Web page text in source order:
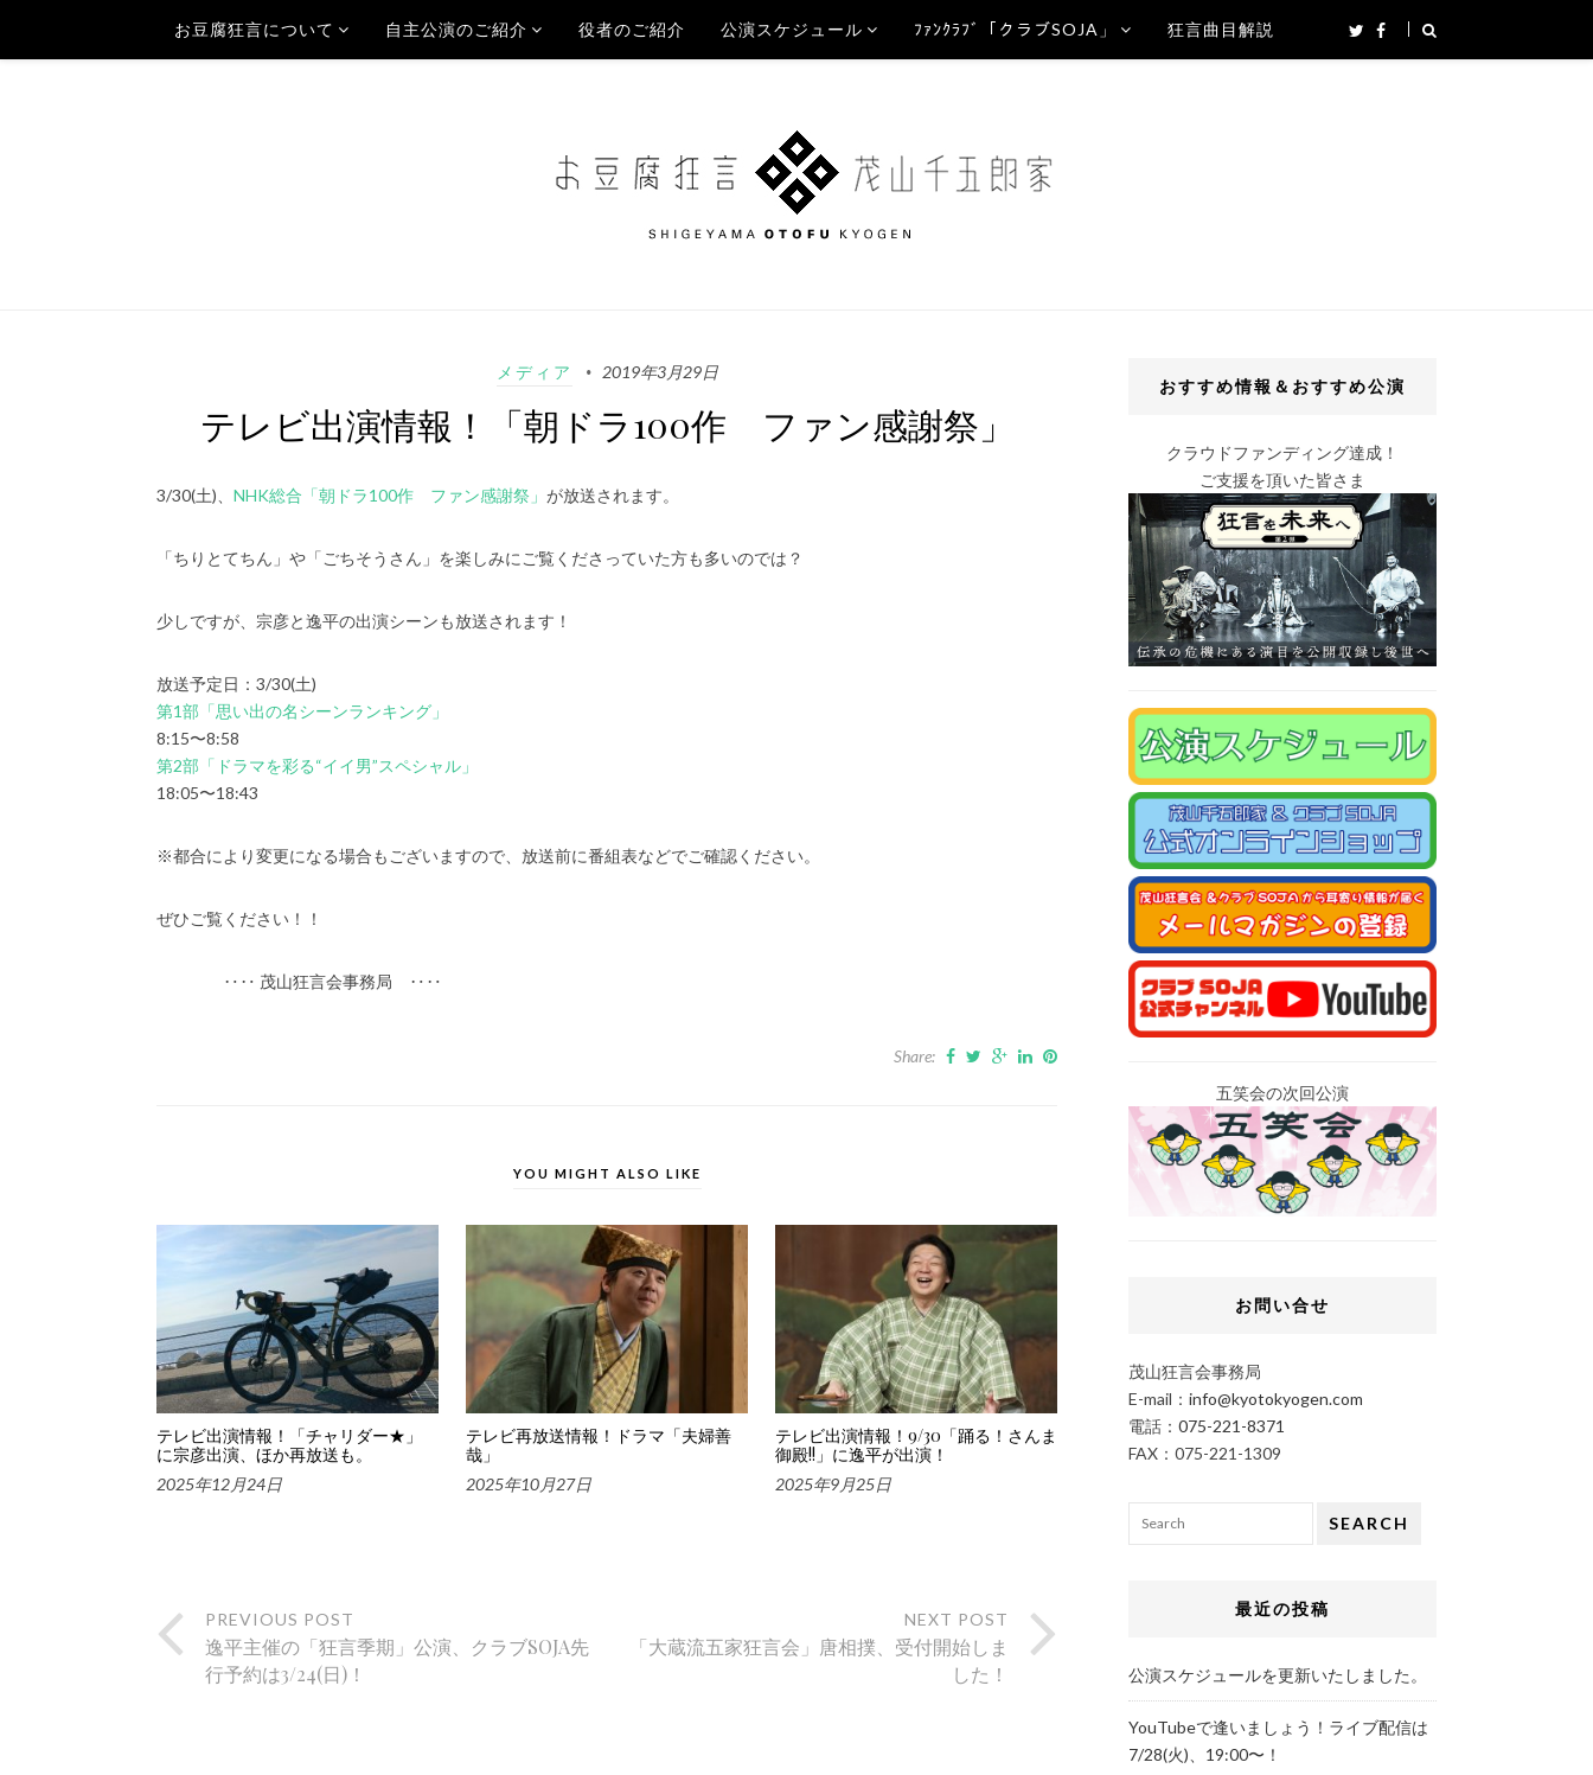
お豆腐狂言について 自主公演のご紹介 役者のご紹介 公演スケジュール ﾌｧﾝｸﾗﾌﾞ「クラブSOJA」 狂言曲目解説
メディア 2019年3月29日
テレビ出演情報！「朝ドラ100作 ファン感謝祭」
3/30(土)、 NHK総合「朝ドラ100作 ファン感謝祭」 が放送されます。
「ちりとてちん」や「ごちそうさん」を楽しみにご覧くださっていた方も多いのでは？
少しですが、宗彦と逸平の出演シーンも放送されます！
放送予定日：3/30(土)
第1部「思い出の名シーンランキング」
8:15〜8:58
第2部「ドラマを彩る“イイ男”スペシャル」
18:05〜18:43
※都合により変更になる場合もございますので、放送前に番組表などでご確認ください。
ぜひご覧ください！！
‥‥ 茂山狂言会事務局 ‥‥
Share:
YOU MIGHT ALSO LIKE
テレビ出演情報！「チャリダー★」
に宗彦出演、ほか再放送も。
2025年12月24日
テレビ再放送情報！ドラマ「夫婦善
哉」
2025年10月27日
テレビ出演情報！9/30「踊る！さんま
御殿!!」に逸平が出演！
2025年9月25日
PREVIOUS POST
逸平主催の「狂言季期」公演、クラブSOJA先
行予約は3/24(日)！
NEXT POST
「大蔵流五家狂言会」唐相撲、受付開始しま
した！
おすすめ情報＆おすすめ公演
クラウドファンディング達成！
ご支援を頂いた皆さま
五笑会の次回公演
お問い合せ
茂山狂言会事務局
E-mail： info@kyotokyogen.com
電話： 075-221-8371
FAX：075-221-1309
SEARCH
最近の投稿
公演スケジュールを更新いたしました。
YouTubeで逢いましょう！ライブ配信は
7/28(火)、19:00〜！